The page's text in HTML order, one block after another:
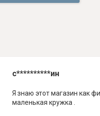
с**********ин
Я знаю этот магазин как
маленькая кружка .